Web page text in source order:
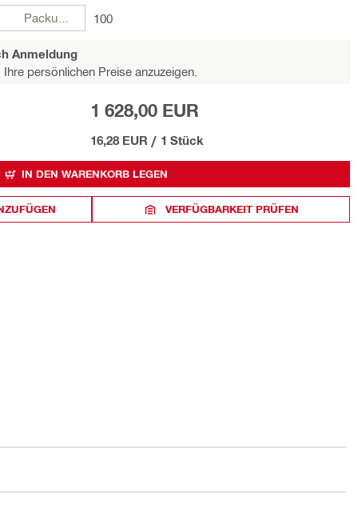
100
Anmeldung
Ihre persönlichen Preise anzuzeigen.
1 628,00 EUR
16,28 EUR / 1 Stück
IN DEN WARENKORB LEGEN
VERFÜGBARKEIT PRÜFEN